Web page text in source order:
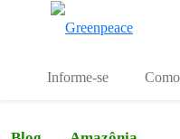
Informe-se